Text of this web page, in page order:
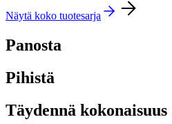
Näytä koko tuotesarja
Panosta
Pihistä
Täydennä kokonaisuus